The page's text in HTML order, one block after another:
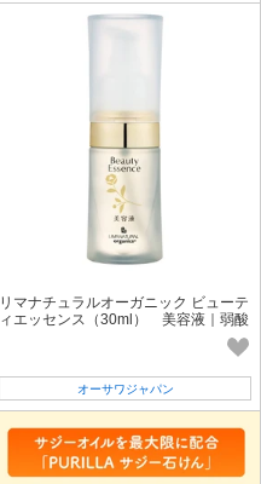
リマナチュラルオーガニック ビューテ
ィエッセンス（30ml） 美容液｜弱酸
オーサワジャパン